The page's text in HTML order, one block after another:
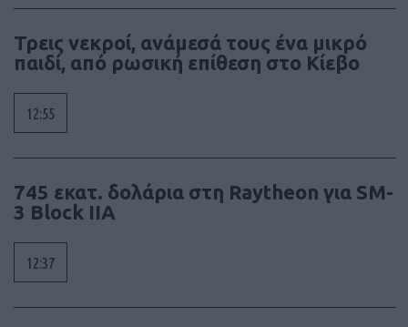
Τρεις νεκροί, ανάμεσά τους ένα μικρό
παιδί, από ρωσική επίθεση στο Κίεβο
12:55
745 εκατ. δολάρια στη Raytheon για SM-
3 Block IIA
12:37